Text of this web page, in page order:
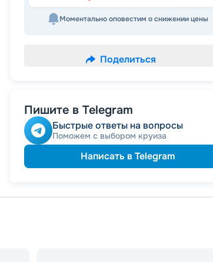
Моментально оповестим о снижении цены
Поделиться
Пишите в Telegram
Быстрые ответы на вопросы
Поможем с выбором круиза
Написать в Telegram